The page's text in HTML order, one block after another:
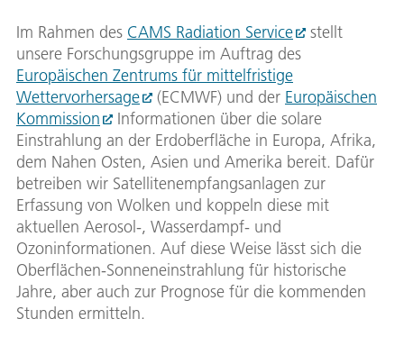
Im Rahmen des CAMS Radiation Service
stellt
unsere Forschungsgruppe im Auftrag des
Europäischen Zentrums für mittelfristige
Wettervorhersage
(ECMWF) und der Europäischen
Kommission
Informationen über die solare
Einstrahlung an der Erdoberfläche in Europa, Afrika,
dem Nahen Osten, Asien und Amerika bereit. Dafür
betreiben wir Satellitenempfangsanlagen zur
Erfassung von Wolken und koppeln diese mit
aktuellen Aerosol-, Wasserdampf- und
Ozoninformationen. Auf diese Weise lässt sich die
Oberflächen-Sonneneinstrahlung für historische
Jahre, aber auch zur Prognose für die kommenden
Stunden ermitteln.